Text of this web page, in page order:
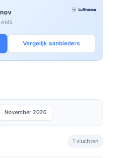
Vergelijk aanbieders
November 2026
1 vluchten